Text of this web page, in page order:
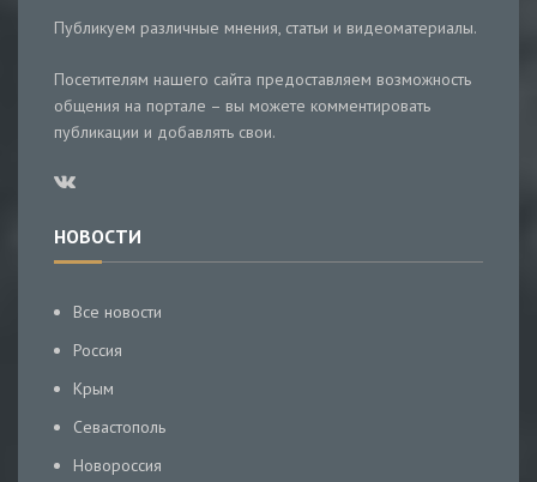
Публикуем различные мнения, статьи и видеоматериалы.
Посетителям нашего сайта предоставляем возможность
общения на портале – вы можете комментировать
публикации и добавлять свои.
НОВОСТИ
Все новости
Россия
Крым
Севастополь
Новороссия